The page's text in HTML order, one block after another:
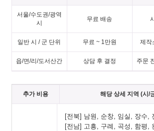
서울/수도권/광역
시
무료 배송
일반 시 / 군 단위 무료 ~ 1만원 제작
읍/면/리/도서산간 상담 후 결정 주문
추가 비용 해당 상세 지역 (시/
[전북] 남원, 순창, 임실, 장수,
[전남] 고흥, 구례, 곡성, 함평,